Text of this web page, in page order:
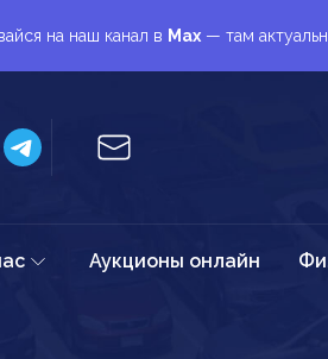
на наш канал в Max — там
Аукционы онлайн